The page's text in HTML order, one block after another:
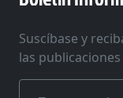
Suscíbase y
las